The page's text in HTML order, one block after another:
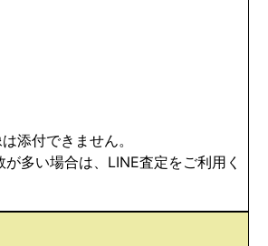
添付できません。
多い場合は、LINE査定をご利用く